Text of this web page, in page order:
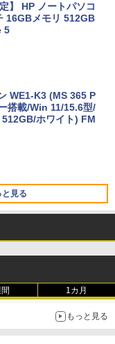
】 HP ノートパソコ
16GBメモリ 512GB
5
WE1-K3 (MS 365 P
搭載/Win 11/15.6型/
ホワイト) FM
見る
を含む】 【オンラ
ブロックス | オン
調調節ライト、12
広告なし、ブラッ
1カ月
もっと見る